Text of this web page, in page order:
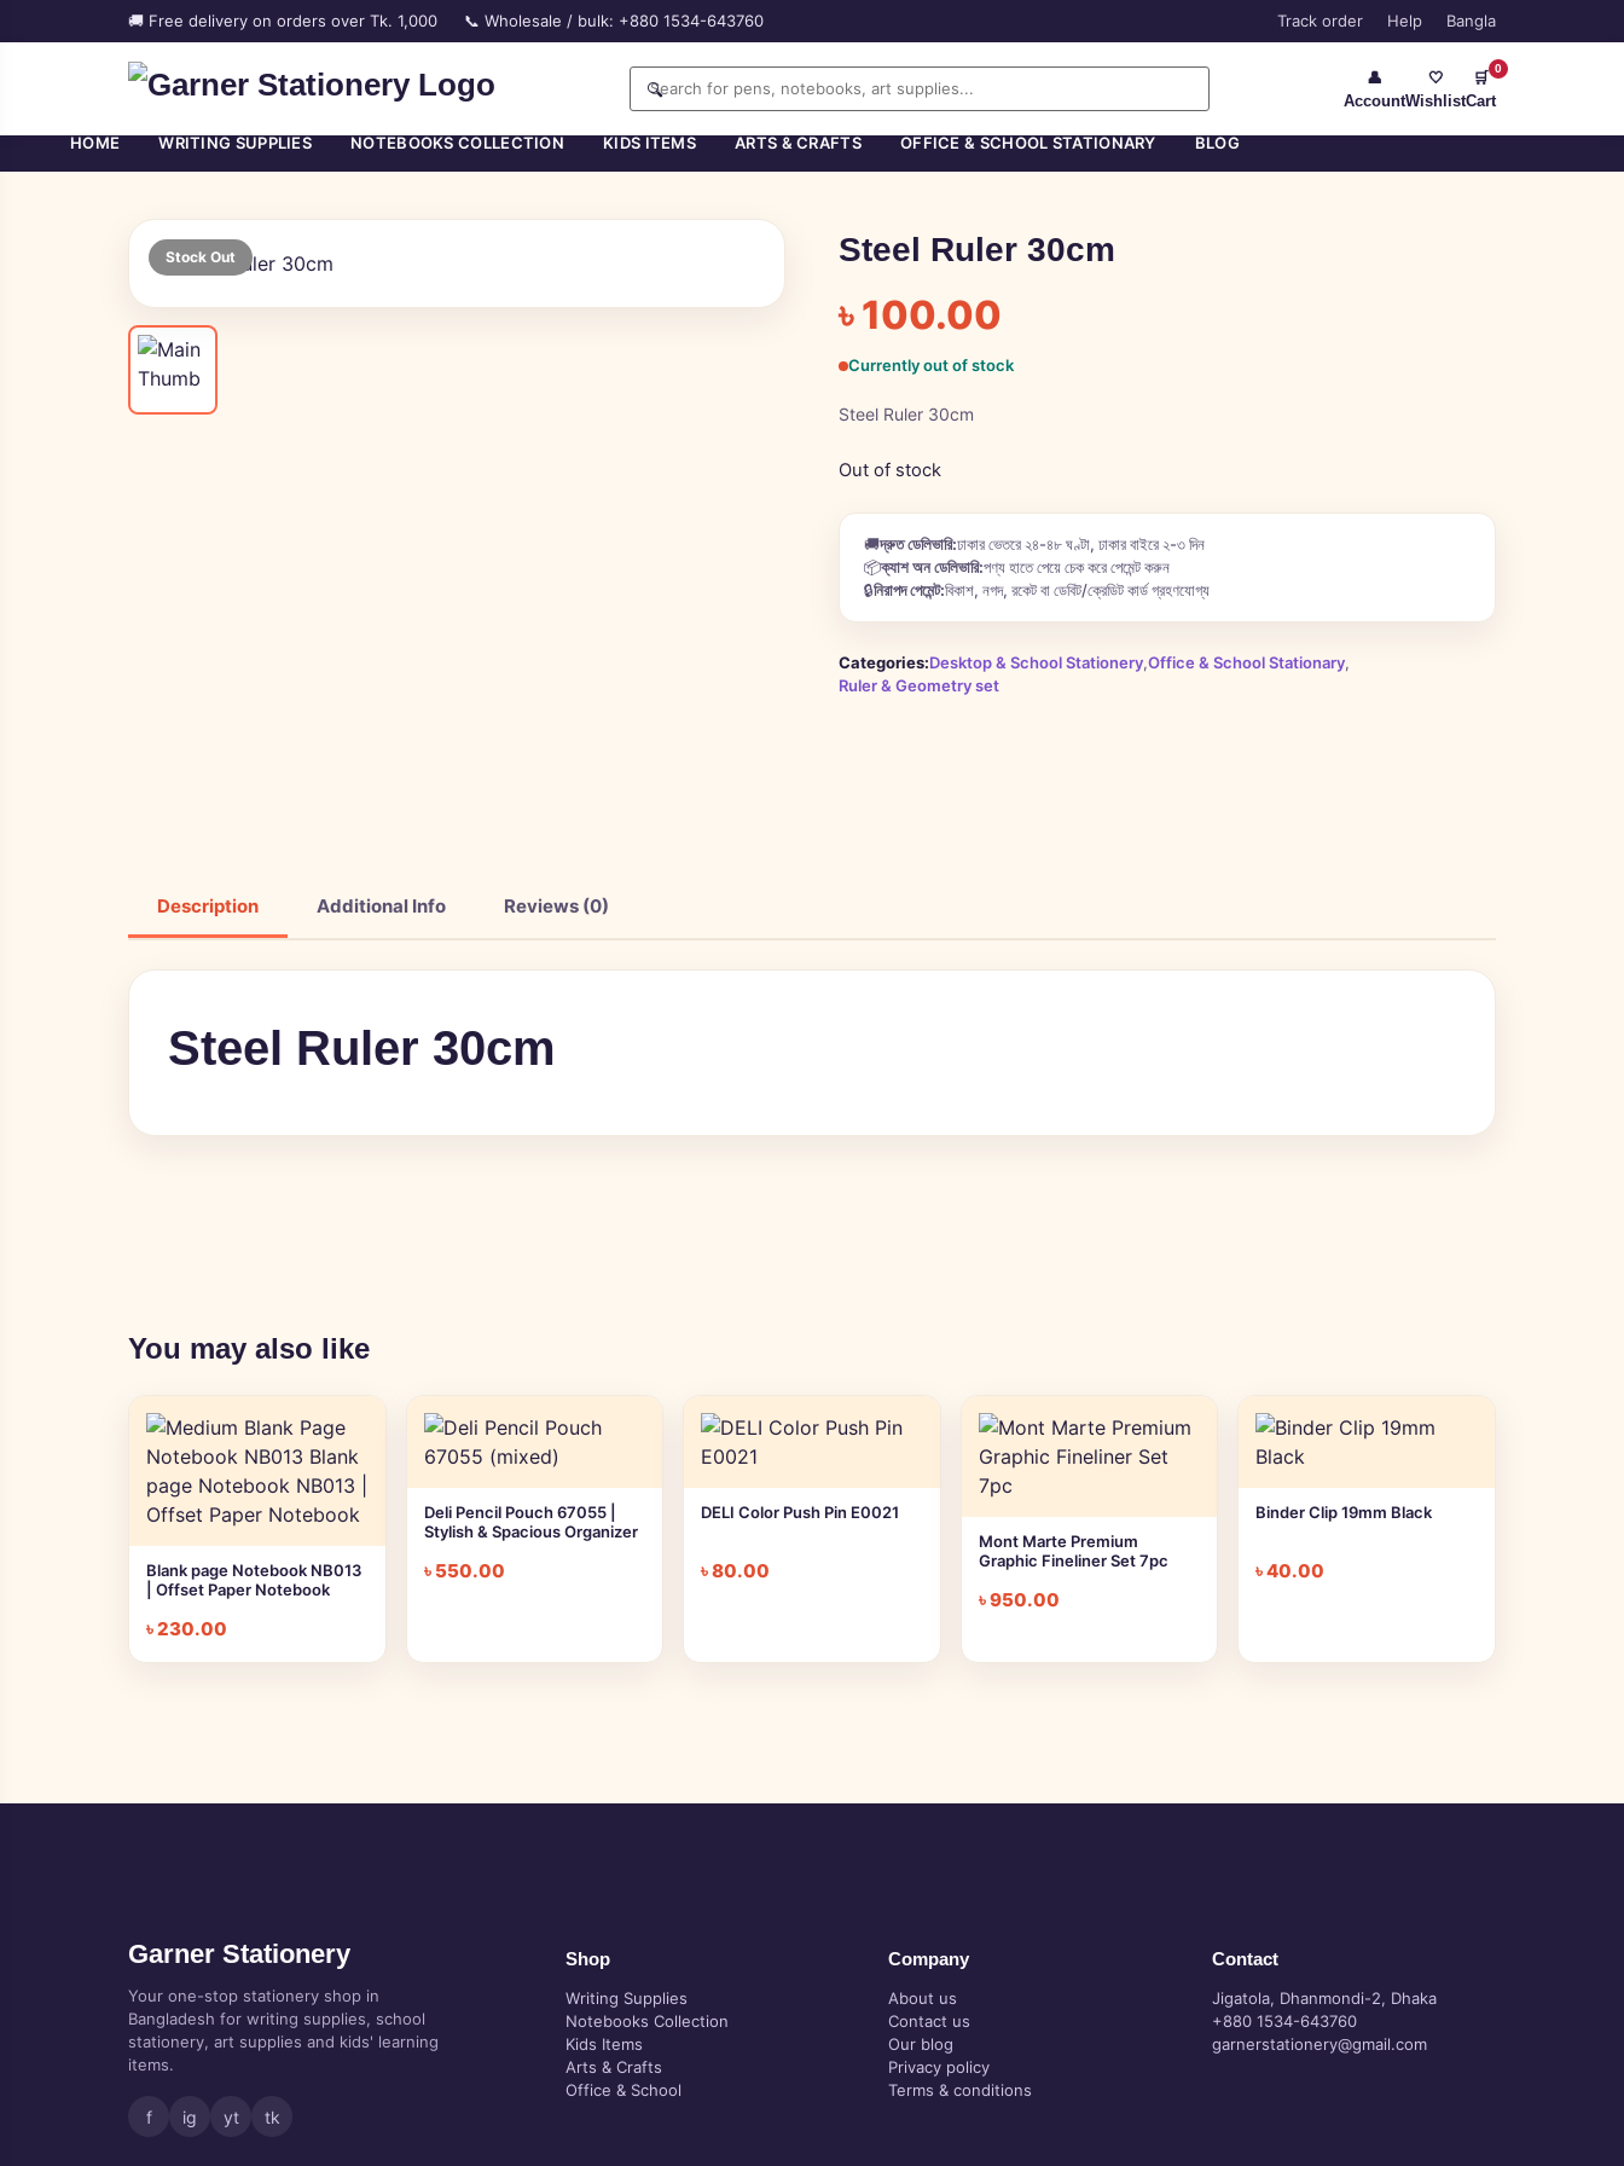
🚚 Free delivery on orders over Tk. 1,000 📞 Wholesale / bulk: +880 1534-643760 Track order Help Bangla
🔍
👤
Account
🤍
Wishlist
🛒
Cart
0
HOME WRITING SUPPLIES NOTEBOOKS COLLECTION KIDS ITEMS ARTS & CRAFTS OFFICE & SCHOOL STATIONARY BLOG
Stock Out Steel Ruler 30cm
৳100.00
Currently out of stock
Steel Ruler 30cm
Out of stock
🚚দ্রুত ডেলিভারি:ঢাকার ভেতরে ২৪-৪৮ ঘণ্টা, ঢাকার বাইরে ২-৩ দিন
📦ক্যাশ অন ডেলিভারি:পণ্য হাতে পেয়ে চেক করে পেমেন্ট করুন
🔒নিরাপদ পেমেন্ট:বিকাশ, নগদ, রকেট বা ডেবিট/ক্রেডিট কার্ড গ্রহণযোগ্য
Categories:Desktop & School Stationery,Office & School Stationary,
Ruler & Geometry set
Description Additional Info Reviews (0)
Steel Ruler 30cm
You may also like
Blank page Notebook NB013
| Offset Paper Notebook
৳230.00
Deli Pencil Pouch 67055 |
Stylish & Spacious Organizer
৳ 550.00
DELI Color Push Pin E0021
৳80.00
Mont Marte Premium
Graphic Fineliner Set 7pc
৳950.00
Binder Clip 19mm Black
৳40.00
Garner Stationery
Your one-stop stationery shop in
Bangladesh for writing supplies, school
stationery, art supplies and kids' learning
items.
f ig yt tk
Shop
Writing Supplies
Notebooks Collection
Kids Items
Arts & Crafts
Office & School
Company
About us
Contact us
Our blog
Privacy policy
Terms & conditions
Contact
Jigatola, Dhanmondi-2, Dhaka
+880 1534-643760
garnerstationery@gmail.com